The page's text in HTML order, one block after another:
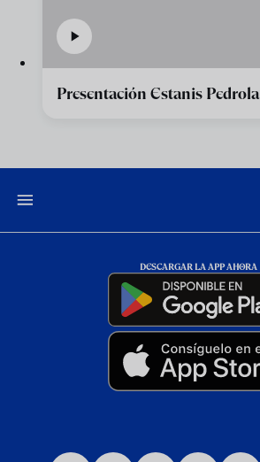
Presentación Estanis Pedrola
DESCARGAR LA APP AHORA